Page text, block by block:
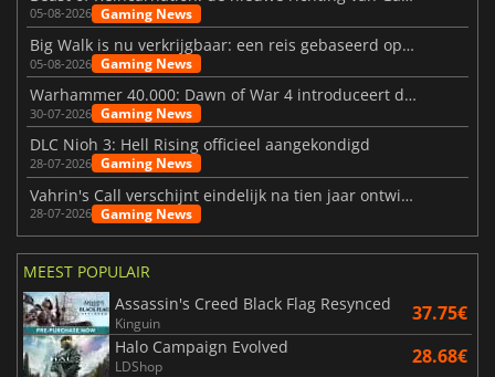
05-08-2026 Gaming News
Big Walk is nu verkrijgbaar: een reis gebaseerd op vriendschap
05-08-2026 Gaming News
Warhammer 40.000: Dawn of War 4 introduceert de Necron-factie
30-07-2026 Gaming News
DLC Nioh 3: Hell Rising officieel aangekondigd
28-07-2026 Gaming News
Vahrin's Call verschijnt eindelijk na tien jaar ontwikkeling
28-07-2026 Gaming News
MEEST POPULAIR
Assassin's Creed Black Flag Resynced
Kinguin 37.75€
Halo Campaign Evolved
LDShop 28.68€